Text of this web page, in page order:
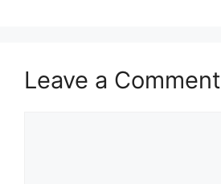
Leave a Comment